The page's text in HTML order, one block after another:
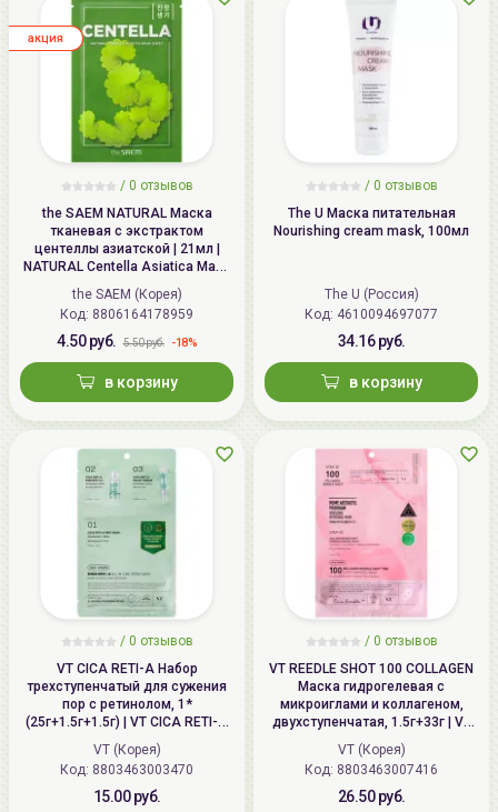
/ 0 отзывов
the SAEM NATURAL Маска
тканевая с экстрактом
центеллы азиатской | 21мл |
NATURAL Centella Asiatica Mask
Sheet
the SAEM (Корея)
Код: 8806164178959
4.50 руб. 5.50 руб. -18%
в корзину
aкция
/ 0 отзывов
The U Маска питательная
Nourishing cream mask, 100мл
The U (Россия)
Код: 4610094697077
34.16 руб.
в корзину
/ 0 отзывов
VT CICA RETI-A Набор
трехступенчатый для сужения
пор с ретинолом, 1*
(25г+1.5г+1.5г) | VT CICA RETI-A
All In One 3Step Mask
VT (Корея)
Код: 8803463003470
15.00 руб.
/ 0 отзывов
VT REEDLE SHOT 100 COLLAGEN
Маска гидрогелевая с
микроиглами и коллагеном,
двухступенчатая, 1.5г+33г | VT
COLLAGEN REEDLE SHOT 100 2
Step Hydrogel Mask
VT (Корея)
Код: 8803463007416
26.50 руб.